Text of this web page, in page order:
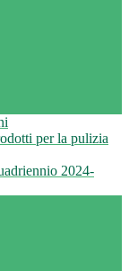
per la pulizia
2024-